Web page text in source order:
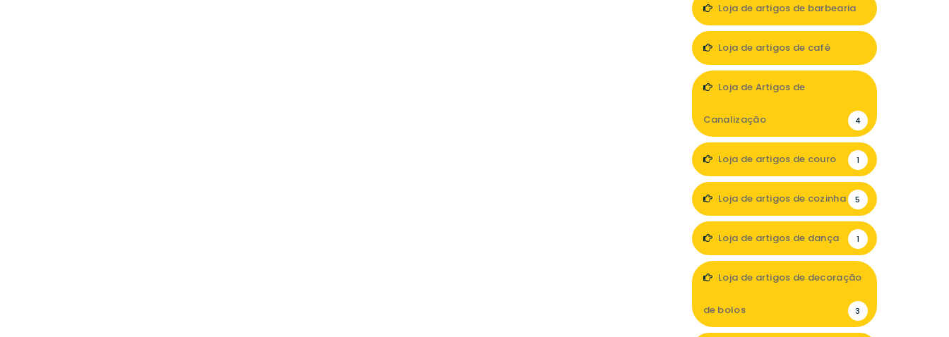
Loja de artigos de barbearia
Loja de artigos de café
Loja de Artigos de
Canalização 4
Loja de artigos de couro 1
Loja de artigos de cozinha 5
Loja de artigos de dança 1
Loja de artigos de decoração
de bolos 3